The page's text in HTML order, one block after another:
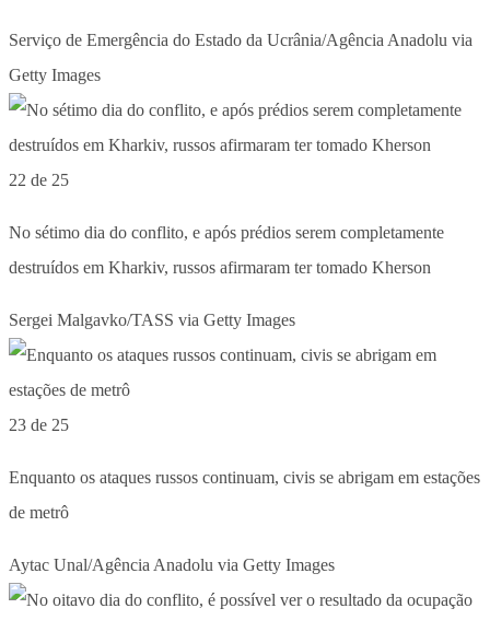
Serviço de Emergência do Estado da Ucrânia/Agência Anadolu via
Getty Images
22 de 25
No sétimo dia do conflito, e após prédios serem completamente
destruídos em Kharkiv, russos afirmaram ter tomado Kherson
Sergei Malgavko/TASS via Getty Images
23 de 25
Enquanto os ataques russos continuam, civis se abrigam em estações
de metrô
Aytac Unal/Agência Anadolu via Getty Images